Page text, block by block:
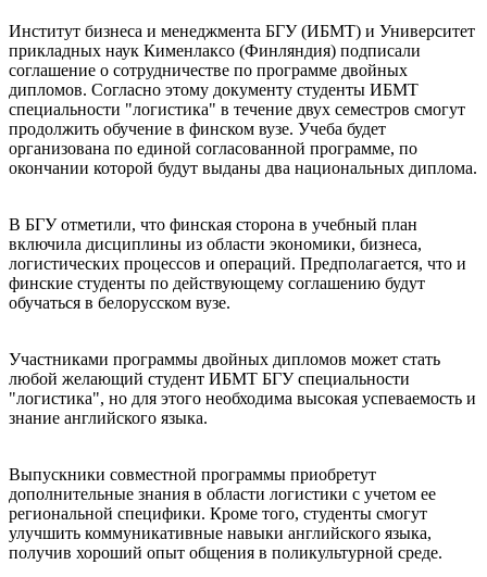
Институт бизнеса и менеджмента БГУ (ИБМТ) и Университет
прикладных наук Кименлаксо (Финляндия) подписали
соглашение о сотрудничестве по программе двойных
дипломов. Согласно этому документу студенты ИБМТ
специальности "логистика" в течение двух семестров смогут
продолжить обучение в финском вузе. Учеба будет
организована по единой согласованной программе, по
окончании которой будут выданы два национальных диплома.
В БГУ отметили, что финская сторона в учебный план
включила дисциплины из области экономики, бизнеса,
логистических процессов и операций. Предполагается, что и
финские студенты по действующему соглашению будут
обучаться в белорусском вузе.
Участниками программы двойных дипломов может стать
любой желающий студент ИБМТ БГУ специальности
"логистика", но для этого необходима высокая успеваемость и
знание английского языка.
Выпускники совместной программы приобретут
дополнительные знания в области логистики с учетом ее
региональной специфики. Кроме того, студенты смогут
улучшить коммуникативные навыки английского языка,
получив хороший опыт общения в поликультурной среде.